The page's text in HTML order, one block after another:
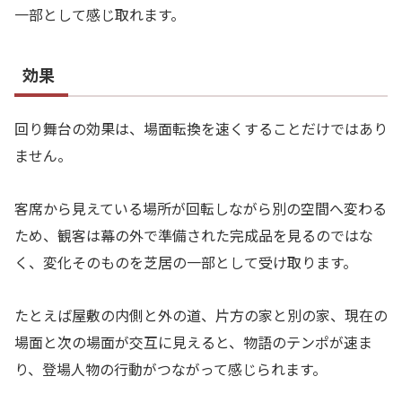
一部として感じ取れます。
効果
回り舞台の効果は、場面転換を速くすることだけではあり
ません。
客席から見えている場所が回転しながら別の空間へ変わる
ため、観客は幕の外で準備された完成品を見るのではな
く、変化そのものを芝居の一部として受け取ります。
たとえば屋敷の内側と外の道、片方の家と別の家、現在の
場面と次の場面が交互に見えると、物語のテンポが速ま
り、登場人物の行動がつながって感じられます。